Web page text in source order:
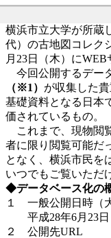
横浜市立大学が所蔵
代）の古地図コレク
月23日（木）にWEB
今回公開するデー
（※1） が収集した
基礎資料となる日本
価されているもの。
これまで、現物閲
者に限り閲覧可能だ
となく、横浜市民を
いつでもご覧いただ
◆データベース化の
１ 一般公開日時（
平成28年6月23日
２ 公開先URL